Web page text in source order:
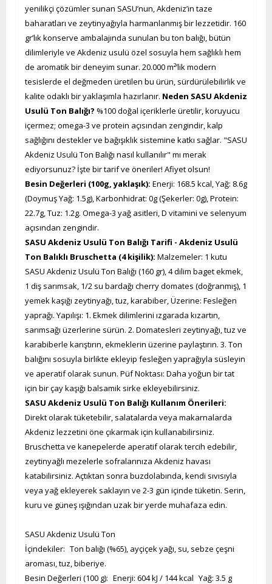
yenilikçi çözümler sunan SASU’nun, Akdeniz’in taze
baharatları ve zeytinyağıyla harmanlanmış bir lezzetidir. 160
gr’lık konserve ambalajında sunulan bu ton balığı, bütün
dilimleriyle ve Akdeniz usulü özel sosuyla hem sağlıklı hem
de aromatik bir deneyim sunar. 20.000 m²’lik modern
tesislerde el değmeden üretilen bu ürün, sürdürülebilirlik ve
kalite odaklı bir yaklaşımla hazırlanır. Neden SASU Akdeniz
Usulü Ton Balığı? %100 doğal içeriklerle üretilir, koruyucu
içermez; omega-3 ve protein açısından zengindir, kalp
sağlığını destekler ve bağışıklık sistemine katkı sağlar. "SASU
Akdeniz Usulü Ton Balığı nasıl kullanılır" mı merak
ediyorsunuz? İşte bir tarif ve öneriler! Afiyet olsun!
Besin Değerleri (100g, yaklaşık): Enerji: 168.5 kcal, Yağ: 8.6g
(Doymuş Yağ: 1.5g), Karbonhidrat: 0g (Şekerler: 0g), Protein:
22.7g, Tuz: 1.2g. Omega-3 yağ asitleri, D vitamini ve selenyum
açısından zengindir.
SASU Akdeniz Usulü Ton Balığı Tarifi - Akdeniz Usulü
Ton Balıklı Bruschetta (4 kişilik): Malzemeler: 1 kutu
SASU Akdeniz Usulü Ton Balığı (160 gr), 4 dilim baget ekmek,
1 diş sarımsak, 1/2 su bardağı cherry domates (doğranmış), 1
yemek kaşığı zeytinyağı, tuz, karabiber, Üzerine: Fesleğen
yaprağı. Yapılışı: 1. Ekmek dilimlerini ızgarada kızartın,
sarımsağı üzerlerine sürün. 2. Domatesleri zeytinyağı, tuz ve
karabiberle karıştırın, ekmeklerin üzerine paylaştırın. 3. Ton
balığını sosuyla birlikte ekleyip fesleğen yaprağıyla süsleyin
ve aperatif olarak sunun. Püf Noktası: Daha yoğun bir tat
için bir çay kaşığı balsamik sirke ekleyebilirsiniz.
SASU Akdeniz Usulü Ton Balığı Kullanım Önerileri:
Direkt olarak tüketebilir, salatalarda veya makarnalarda
Akdeniz lezzetini öne çıkarmak için kullanabilirsiniz.
Bruschetta ve kanepelerde aperatif olarak tercih edebilir,
zeytinyağlı mezelerle sofralarınıza Akdeniz havası
katabilirsiniz. Açtıktan sonra buzdolabında, kendi sıvısıyla
veya yağ ekleyerek saklayın ve 2-3 gün içinde tüketin. Serin,
kuru ve güneş ışığından uzak bir yerde muhafaza edin.
SASU Akdeniz Usulü Ton
İçindekiler: Ton balığı (%65), ayçiçek yağı, su, sebze çeşni
aroması, tuz, biberiye.
Besin Değerleri (100 g): Enerji: 604 kJ / 144 kcal Yağ: 3.5 g